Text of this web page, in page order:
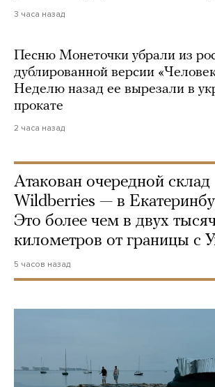
3 часа назад
Песню Монеточки убрали из
дублированной версии
Неделю назад ее вырезали в
прокате
2 часа назад
Атакован очередной склад
Wildberries — в
Это более чем в двух
километров от границы с
5 часов назад